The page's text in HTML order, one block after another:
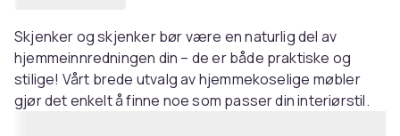
Skjenker og skjenker bør være en naturlig del av
hjemmeinnredningen din – de er både praktiske og
stilige! Vårt brede utvalg av hjemmekoselige møbler
gjør det enkelt å finne noe som passer din interiørstil.